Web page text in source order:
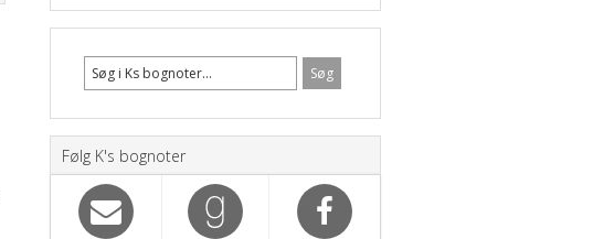
Følg K's bognoter